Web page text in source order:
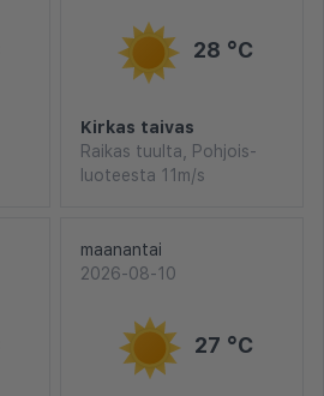
28 °C
Kirkas taivas
Raikas tuulta, Pohjois-
luoteesta 11m/s
maanantai
2026-08-10
27 °C